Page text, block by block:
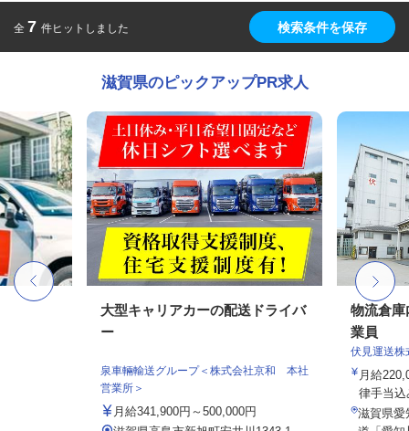
全 7 件ヒットしました 検索条件を保存
滋賀県のピックアップPR求人
大型キャリアカーの配送ドライバ
ー
泉車輛輸送グループ＜株式会社京和 本社
営業所＞
月給341,900円～500,000円
物流倉庫
業員
伏見運送株
月給
律手当
滋賀県愛